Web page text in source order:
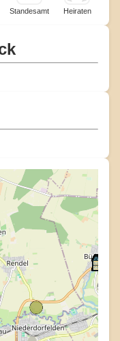
Standesamt Heiraten